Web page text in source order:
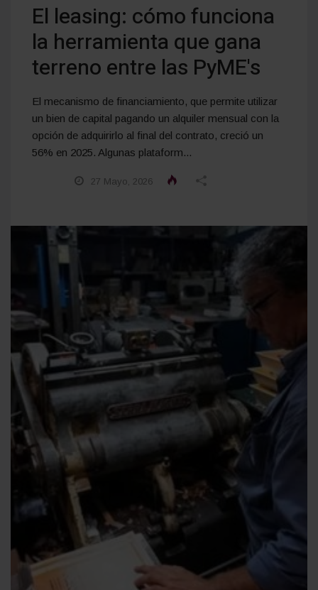
El leasing: cómo funciona
la herramienta que gana
terreno entre las PyME's
El mecanismo de financiamiento, que permite utilizar
un bien de capital pagando un alquiler mensual con la
opción de adquirirlo al final del contrato, creció un
56% en 2025. Algunas plataform...
27 Mayo, 2026